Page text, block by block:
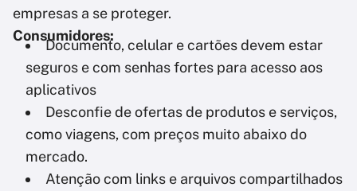
empresas a se proteger.
Consumidores:
Documento, celular e cartões devem estar
seguros e com senhas fortes para acesso aos
aplicativos
Desconfie de ofertas de produtos e serviços,
como viagens, com preços muito abaixo do
mercado.
Atenção com links e arquivos compartilhados